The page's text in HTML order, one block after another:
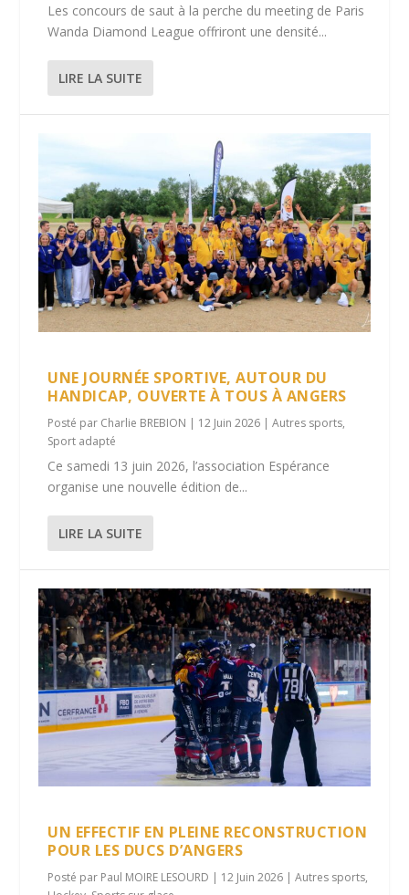
Les concours de saut à la perche du meeting de Paris
Wanda Diamond League offriront une densité...
LIRE LA SUITE
UNE JOURNÉE SPORTIVE, AUTOUR DU
HANDICAP, OUVERTE À TOUS À ANGERS
Posté par Charlie BREBION | 12 Juin 2026 |Autres sports,
Sport adapté
Ce samedi 13 juin 2026, l’association Espérance
organise une nouvelle édition de...
LIRE LA SUITE
UN EFFECTIF EN PLEINE RECONSTRUCTION
POUR LES DUCS D’ANGERS
Posté par Paul MOIRE LESOURD | 12 Juin 2026 |Autres sports,